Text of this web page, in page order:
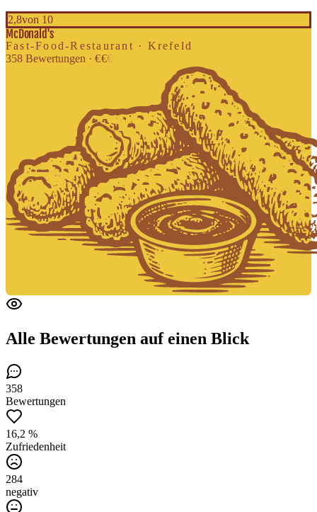
2,8von 10
McDonald's
Fast-Food-Restaurant · Krefeld
358 Bewertungen · €€€
Alle Bewertungen auf einen Blick
358
Bewertungen
16,2 %
Zufriedenheit
284
negativ